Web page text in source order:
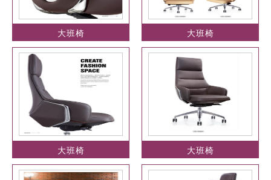
大班椅 大班椅
大班椅 大班椅